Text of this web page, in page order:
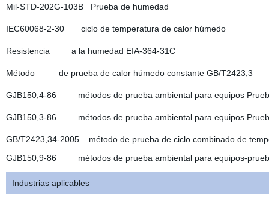
Mil-STD-202G-103B Prueba de humedad
IEC60068-2-30 ciclo de temperatura de calor húmedo
Resistencia a la humedad EIA-364-31C
Método de prueba de calor húmedo constante GB/T2423,3
GJB150,4-86 métodos de prueba ambiental para equipos
GJB150,3-86 métodos de prueba ambiental para equipos
GB/T2423,34-2005 método de prueba de ciclo combinado de
GJB150,9-86 métodos de prueba ambiental para equipos-
Industrias aplicables